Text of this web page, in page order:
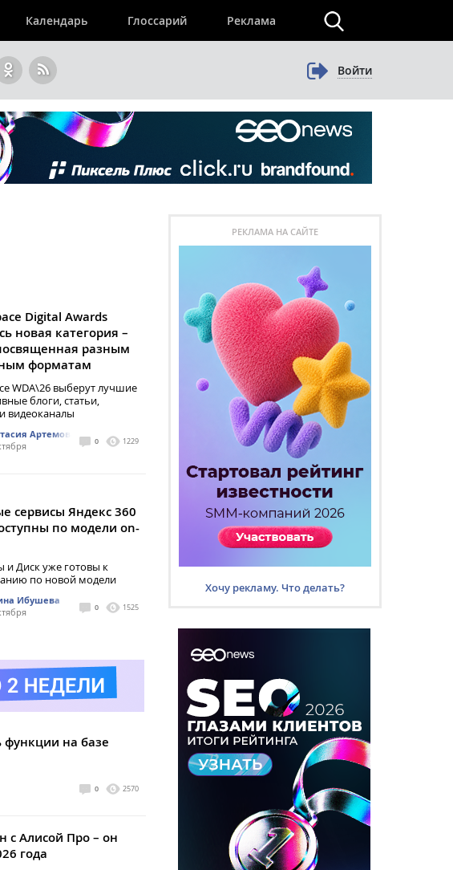
Календарь Глоссарий Реклама
Войти
Digital Awards
новая категория –
разным
форматам
WDA\26 выберут лучшие
блоги, статьи,
видеоканалы
Артемова
0 1229
сервисы Яндекс 360
по модели on-
и Диск уже готовы к
по новой модели
Ибушева
0 1525
функции на базе
0 2570
с Алисой Про – он
года
РЕКЛАМА НА САЙТЕ
Хочу рекламу. Что делать?